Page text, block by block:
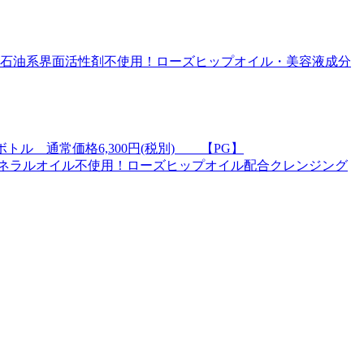
系界面活性剤不使用！ローズヒップオイル・美容液成分
ボトル 通常価格6,300円(税別) 【PG】
ルオイル不使用！ローズヒップオイル配合クレンジング